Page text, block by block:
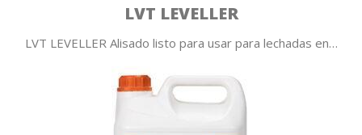
LVT LEVELLER
LVT LEVELLER Alisado listo para usar para lechadas en…